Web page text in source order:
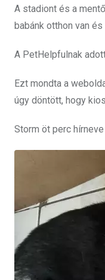
A stadiont és a
babánk otthon van
A PetHelpfulnak
Ezt mondta a
úgy döntött, hogy
Storm öt perc